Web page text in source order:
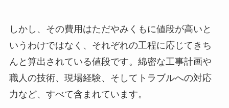
しかし、その費用はただやみくもに値段が高いと
いうわけではなく、それぞれの工程に応じてきち
んと算出されている値段です。綿密な工事計画や
職人の技術、現場経験、そしてトラブルへの対応
力など、すべて含まれています。